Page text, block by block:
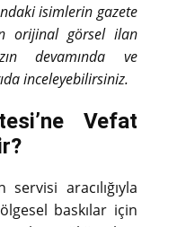
isimlerin gazete
orijinal görsel ilan
devamında ve
inceleyebilirsiniz.
Vefat
aracılığıyla
baskılar için